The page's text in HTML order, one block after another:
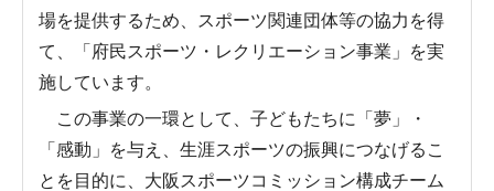
場を提供するため、スポーツ関連団体等の協力を得
て、「府民スポーツ・レクリエーション事業」を実
施しています。
この事業の一環として、子どもたちに「夢」・
「感動」を与え、生涯スポーツの振興につなげるこ
とを目的に、大阪スポーツコミッション構成チーム